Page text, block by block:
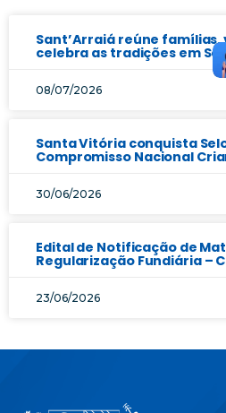
Sant’Arraiá reúne
celebra as tradições em
08/07/2026
Santa Vitória conquista
Compromisso Nacional
30/06/2026
Edital de Notificação de
Regularização Fundiária –
23/06/2026